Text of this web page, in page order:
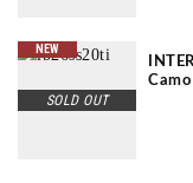
NEW
SOLD OUT
Camo